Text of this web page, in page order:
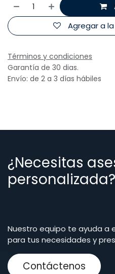
Agregar a
Términos y condiciones
Garantía de 30 dias.
Envío: de 2 a 3 días hábiles
¿Necesitas
personalizada?
Nuestro equipo te ayuda a
para tus necesidades y
Contáctenos